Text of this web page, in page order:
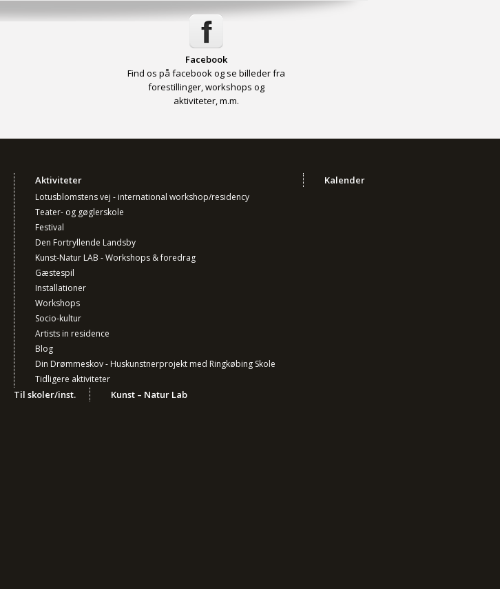
Facebook
Find os på facebook og se billeder fra
forestillinger, workshops og
aktiviteter, m.m.
Aktiviteter
Lotusblomstens vej - international workshop/residency
Teater- og gøglerskole
Festival
Den Fortryllende Landsby
Kunst-Natur LAB - Workshops & foredrag
Gæstespil
Installationer
Workshops
Socio-kultur
Artists in residence
Blog
Din Drømmeskov - Huskunstnerprojekt med Ringkøbing Skole
Tidligere aktiviteter
Kalender
Til skoler/inst. Kunst – Natur Lab